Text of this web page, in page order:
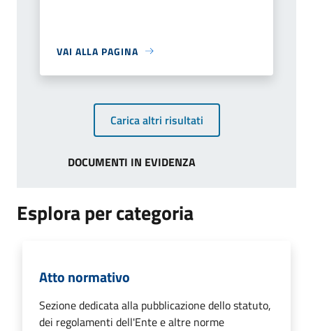
VAI ALLA PAGINA
Carica altri risultati
DOCUMENTI IN EVIDENZA
Esplora per categoria
Atto normativo
Sezione dedicata alla pubblicazione dello statuto,
dei regolamenti dell'Ente e altre norme